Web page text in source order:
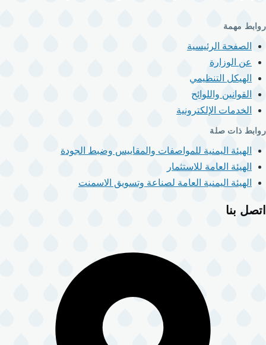
روابط مهمة
الصفحة الرئيسية
عن الوزارة
الهيكل التنظيمي
القوانين واللوائح
الخدمات الإلكترونية
روابط ذات صلة
الهيئة اليمنية للمواصفات والمقاييس وضبط الجودة
الهيئة العامة للاستثمار
الهيئة اليمنية العامة لصناعة وتسويق الاسمنت
اتصل بنا